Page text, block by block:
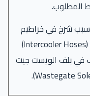
المطلوب.
بسبب شرخ في خراطيم
التيربو (Intercooler Hoses)
في بلف الويست جيت